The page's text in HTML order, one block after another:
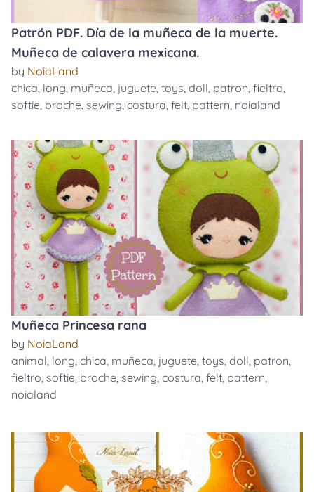
Patrón PDF. Día de la muñeca de la muerte.
Muñeca de calavera mexicana.
by NoiaLand
chica, long, muñeca, juguete, toys, doll, patron, fieltro,
softie, broche, sewing, costura, felt, pattern, noialand
Muñeca Princesa rana
by NoiaLand
animal, long, chica, muñeca, juguete, toys, doll, patron,
fieltro, softie, broche, sewing, costura, felt, pattern,
noialand